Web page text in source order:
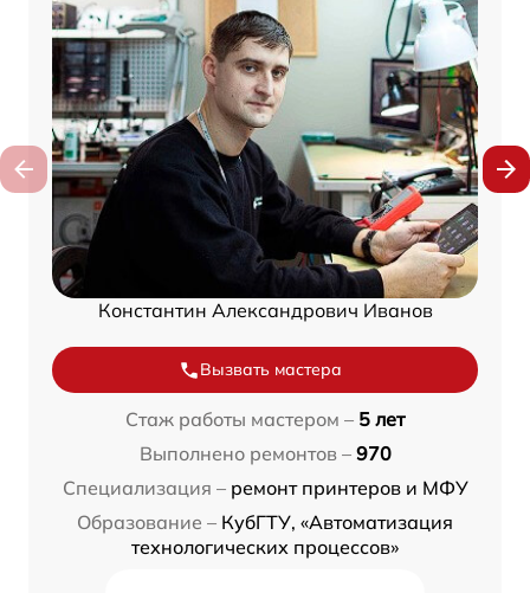
Константин Александрович Иванов
Вызвать мастера
Стаж работы мастером – 5 лет
Выполнено ремонтов – 970
Специализация – ремонт принтеров и МФУ
Образование – КубГТУ, «Автоматизация
технологических процессов»